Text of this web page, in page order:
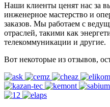
Наши клиенты ценят нас за
инженерное мастерство и
заказов. Мы работаем с
отраслей, такими как
телекоммуникации и другие.
Вот некоторые из отзывов,